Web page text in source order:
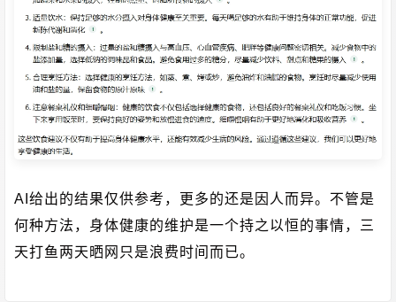
AI给出的结果仅供参考，更多的还是因人而异。不管是
何种方法，身体健康的维护是一个持之以恒的事情，三
天打鱼两天晒网只是浪费时间而已。